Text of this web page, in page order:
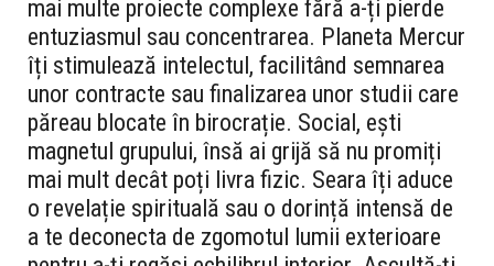
mai multe proiecte complexe fără a-ți pierde
entuziasmul sau concentrarea. Planeta Mercur
îți stimulează intelectul, facilitând semnarea
unor contracte sau finalizarea unor studii care
păreau blocate în birocrație. Social, ești
magnetul grupului, însă ai grijă să nu promiți
mai mult decât poți livra fizic. Seara îți aduce
o revelație spirituală sau o dorință intensă de
a te deconecta de zgomotul lumii exterioare